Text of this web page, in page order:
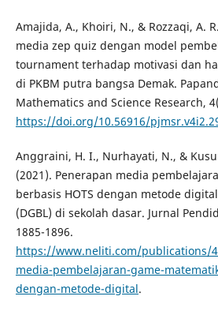
Amajida, A., Khoiri, N., & Rozzaqi, A.
media zep quiz dengan model
tournament terhadap motivasi dan
di PKBM putra bangsa Demak.
Mathematics and Science Research,
https://doi.org/10.56916/
Anggraini, H. I., Nurhayati, N., &
(2021). Penerapan media
berbasis HOTS dengan metode
(DGBL) di sekolah dasar. Jurnal
1885-1896.
https://www.neliti.com/publications/
media-pembelajaran-game-
dengan-metode-digital.